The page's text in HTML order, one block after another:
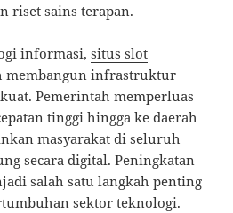
riset sains terapan.
informasi,situs slot
membangun infrastruktur
Pemerintah memperluas
tinggi hingga ke daerah
masyarakat di seluruh
secara digital. Peningkatan
salah satu langkah penting
sektor teknologi.